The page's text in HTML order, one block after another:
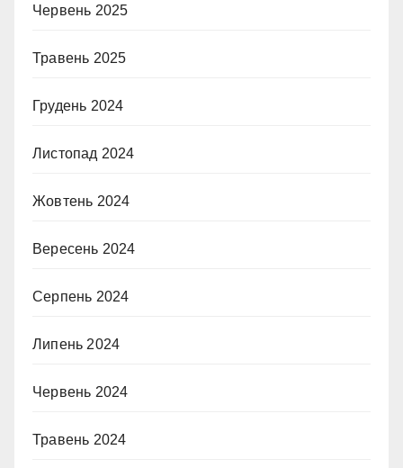
Червень 2025
Травень 2025
Грудень 2024
Листопад 2024
Жовтень 2024
Вересень 2024
Серпень 2024
Липень 2024
Червень 2024
Травень 2024